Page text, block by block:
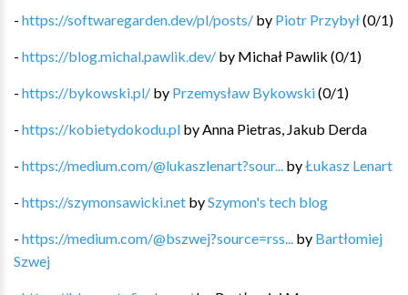
- https://softwaregarden.dev/pl/posts/ by Piotr Przybył(0/1)
- https://blog.michal.pawlik.dev/ by Michał Pawlik (0/1)
- https://bykowski.pl/ by Przemysław Bykowski(0/1)
- https://kobietydokodu.pl by Anna Pietras, Jakub Derda
- https://medium.com/@lukaszlenart?sour... byŁukasz Lenart
- https://szymonsawicki.net bySzymon's tech blog
- https://medium.com/@bszwej?source=rss... by Bartłomiej
Szwej